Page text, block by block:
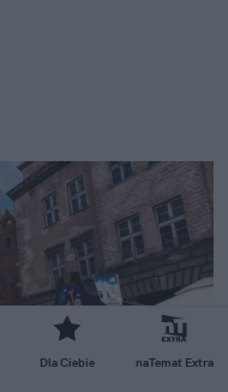
Dla Ciebie naTemat Extra